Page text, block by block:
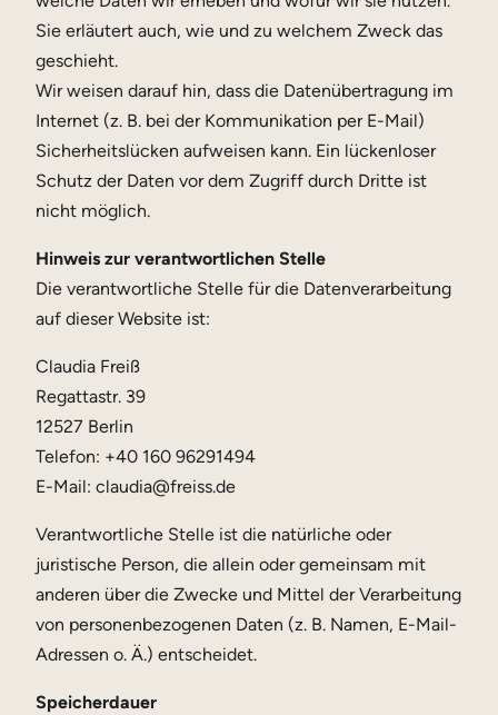
Sie erläutert auch, wie und zu welchem Zweck das
geschieht.
Wir weisen darauf hin, dass die Datenübertragung im
Internet (z. B. bei der Kommunikation per E-Mail)
Sicherheitslücken aufweisen kann. Ein lückenloser
Schutz der Daten vor dem Zugriff durch Dritte ist
nicht möglich.
Hinweis zur verantwortlichen Stelle
Die verantwortliche Stelle für die Datenverarbeitung
auf dieser Website ist:
Claudia Freiß
Regattastr. 39
12527 Berlin
Telefon: +40 160 96291494
E-Mail: claudia@freiss.de
Verantwortliche Stelle ist die natürliche oder
juristische Person, die allein oder gemeinsam mit
anderen über die Zwecke und Mittel der Verarbeitung
von personenbezogenen Daten (z. B. Namen, E-Mail-
Adressen o. Ä.) entscheidet.
Speicherdauer